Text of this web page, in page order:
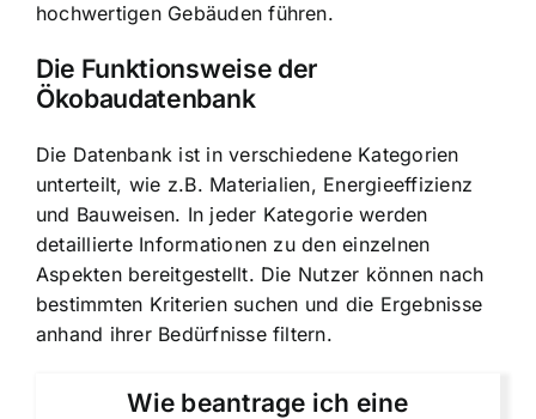
hochwertigen Gebäuden führen.
Die Funktionsweise der
Ökobaudatenbank
Die Datenbank ist in verschiedene Kategorien
unterteilt, wie z.B. Materialien, Energieeffizienz
und Bauweisen. In jeder Kategorie werden
detaillierte Informationen zu den einzelnen
Aspekten bereitgestellt. Die Nutzer können nach
bestimmten Kriterien suchen und die Ergebnisse
anhand ihrer Bedürfnisse filtern.
Wie beantrage ich eine